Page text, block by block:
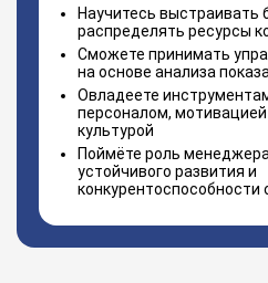
Научитесь выстраивать
распределять ресурсы
Сможете принимать
на основе анализа
Овладеете
персоналом,
культурой
Поймёте роль
устойчивого развития и
конкурентоспособности